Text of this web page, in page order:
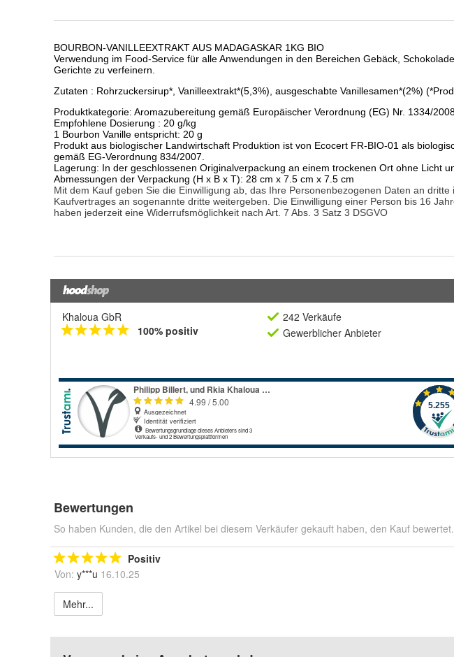
Khaloua GbR
100% positiv
242 Verkäufe
Gewerblicher Anbieter
Bewertungen
So haben Kunden, die den Artikel bei diesem Verkäufer gekauft haben, den Kauf bewertet.
Positiv
Von: y***u 16.10.25
Mehr...